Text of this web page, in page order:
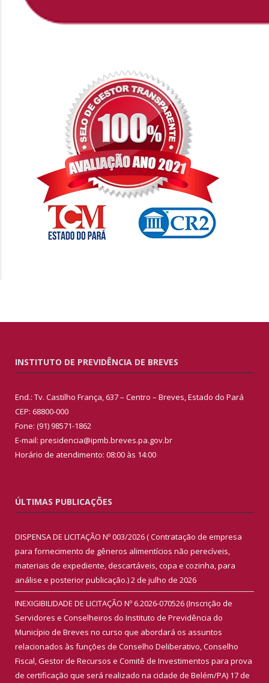
INSTITUTO DE PREVIDÊNCIA DE BREVES
End.: Tv. Castilho França, 637 – Centro – Breves, Estado do Pará
CEP: 68800-000
Fone: (91) 98571-1862
E-mail: presidencia@ipmb.breves.pa.gov.br
Horário de atendimento: 08:00 às 14:00
ÚLTIMAS PUBLICAÇÕES
DISPENSA DE LICITAÇÃO Nº 003/2026 ( Contratação de empresa
para fornecimento de gêneros alimentícios não perecíveis,
materiais de expediente, descartáveis, copa e cozinha, para
análise e posterior publicação.)2 de julho de 2026
INEXIGIBILIDADE DE LICITAÇÃO Nº 6.2026-070526 (Inscrição de
Servidores e Conselheiros do Instituto de Previdência do
Município de Breves no curso que abordará os assuntos
relacionados às funções de Conselho Deliberativo, Conselho
Fiscal, Gestor de Recursos e Comitê de Investimentos para prova
de certificação que será realizado na cidade de Belém/PA) 17 de